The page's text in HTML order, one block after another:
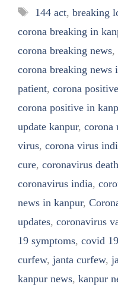
Tags
144 act, breaking
corona breaking in
corona breaking news,
corona breaking news
patient, corona positive
corona positive in
update kanpur, corona
virus, corona virus
cure, coronavirus
coronavirus india,
news in kanpur,
updates, coronavirus
19 symptoms, covid
curfew, janta curfew,
kanpur news, kanpur